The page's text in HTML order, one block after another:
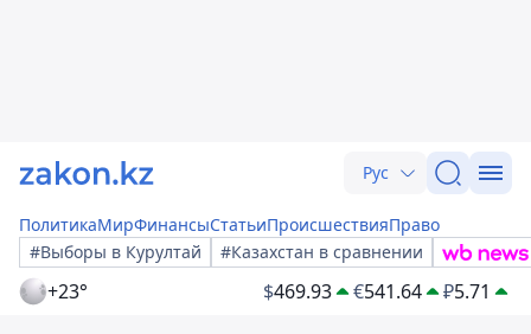
Рус
ПолитикаМирФинансыСтатьиПроисшествияПраво
#Выборы в Курултай
#Казахстан в сравнении
+23° $469.93 €541.64 ₽5.71